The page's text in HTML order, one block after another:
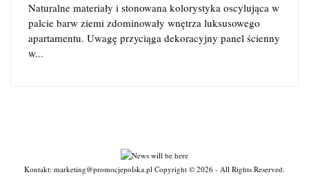
Naturalne materiały i stonowana kolorystyka oscylująca w
palcie barw ziemi zdominowały wnętrza luksusowego
apartamentu. Uwagę przyciąga dekoracyjny panel ścienny
w...
Kontakt: marketing@promocjepolska.pl Copyright © 2026 - All Rights Reserved.